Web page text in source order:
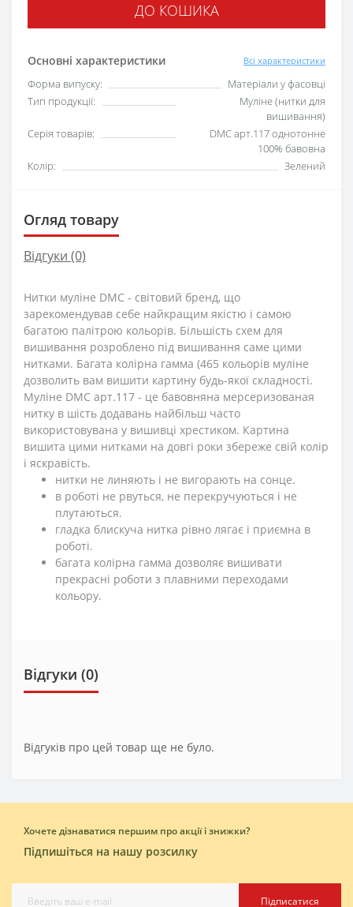
Основні характеристики Всі характеристики
Форма випуску:
Матеріали у фасовці
Тип продукції:
Муліне (нитки для
вишивання)
Серія товарів:
DMC арт.117 однотонне
100% бавовна
Колір:
Зелений
ДО КОШИКА
Огляд товару
Відгуки (0)
Нитки муліне DMC - світовий бренд, що
зарекомендував себе найкращим якістю і самою
багатою палітрою кольорів. Більшість схем для
вишивання розроблено під вишивання саме цими
нитками. Багата колірна гамма (465 кольорів муліне
дозволить вам вишити картину будь-якої складності.
Муліне DMC арт.117 - це бавовняна мерсеризованая
нитку в шість додавань найбільш часто
використовувана у вишивці хрестиком. Картина
вишита цими нитками на довгі роки збереже свій колір
і яскравість.
нитки не линяють і не вигорають на сонце.
в роботі не рвуться, не перекручуються і не
плутаються.
гладка блискуча нитка рівно лягає і приємна в
роботі.
багата колірна гамма дозволяє вишивати
прекрасні роботи з плавними переходами
кольору.
Відгуки (0)
Відгуків про цей товар ще не було.
Хочете дізнаватися першим про акції і знижки?
Підпишіться на нашу розсилку
Підписатися